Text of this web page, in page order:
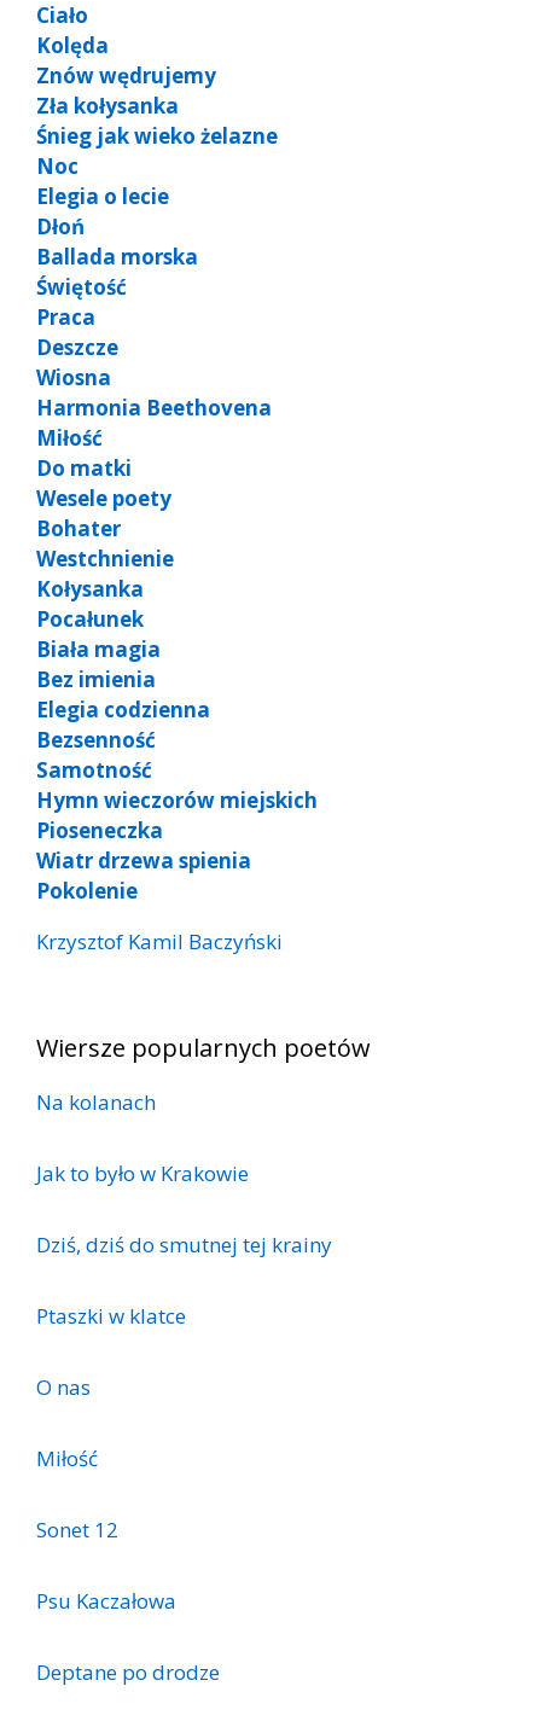
Ciało
Kolęda
Znów wędrujemy
Zła kołysanka
Śnieg jak wieko żelazne
Noc
Elegia o lecie
Dłoń
Ballada morska
Świętość
Praca
Deszcze
Wiosna
Harmonia Beethovena
Miłość
Do matki
Wesele poety
Bohater
Westchnienie
Kołysanka
Pocałunek
Biała magia
Bez imienia
Elegia codzienna
Bezsenność
Samotność
Hymn wieczorów miejskich
Pioseneczka
Wiatr drzewa spienia
Pokolenie
Krzysztof Kamil Baczyński
Wiersze popularnych poetów
Na kolanach
Jak to było w Krakowie
Dziś, dziś do smutnej tej krainy
Ptaszki w klatce
O nas
Miłość
Sonet 12
Psu Kaczałowa
Deptane po drodze